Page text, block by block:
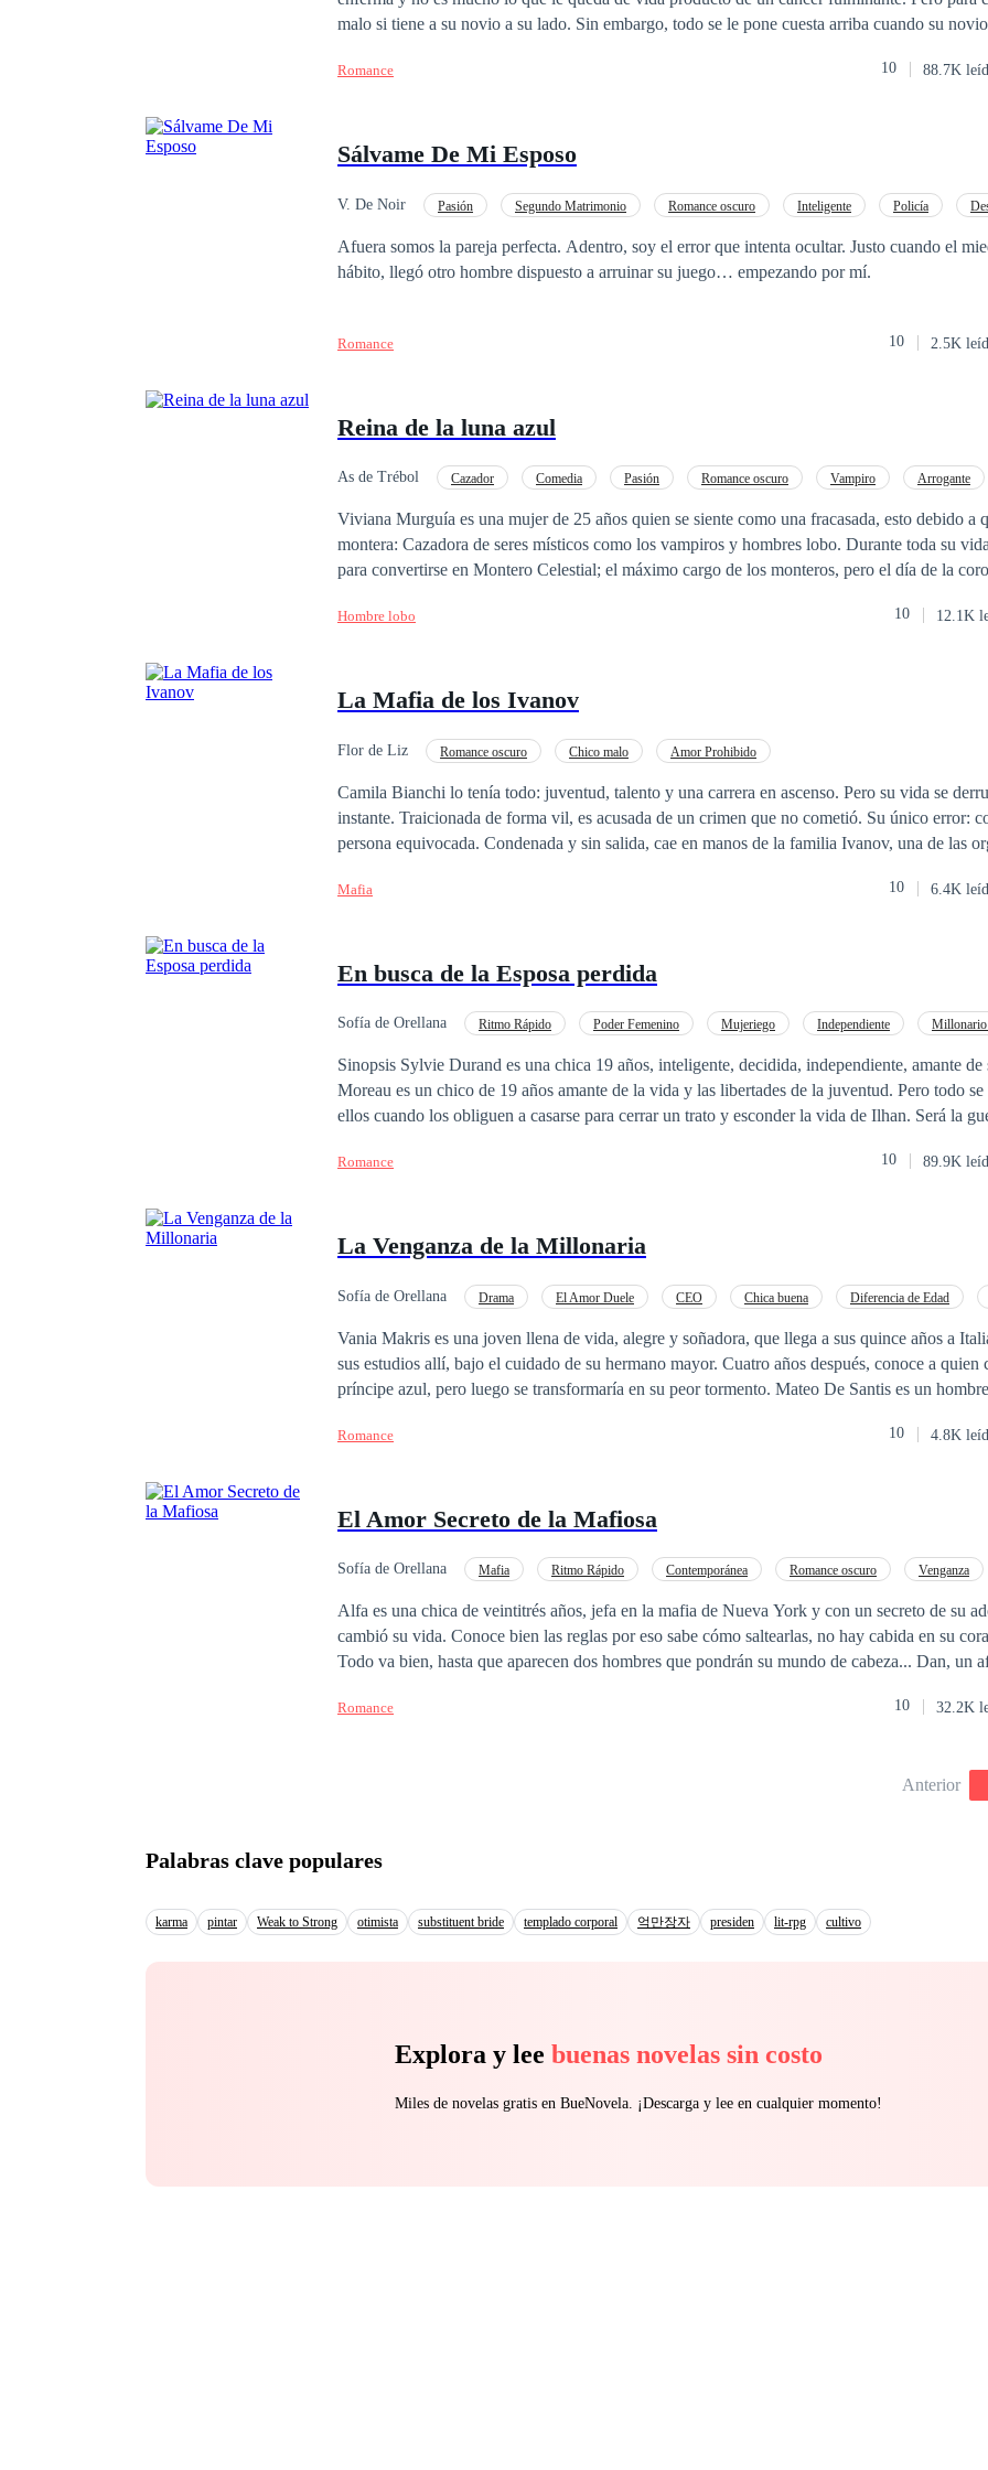
malo si tiene a su novio a su lado. Sin embargo, todo se le pone cuesta arriba cuando su novio
quien recurrir, se topa con el anuncio en un diario electrónico que le llama la atención y
porque las relaciones no son lo suyo. Arisco, frío, calculador y hasta cruel, se encontrará con
a su heredero… hasta que una verdad sale a la luz y ahora querrá poseerla por razones muy
Romance 10 88.7K
Sálvame De Mi Esposo
V. De Noir Pasión Segundo Matrimonio Romance oscuro Inteligente Policía
Afuera somos la pareja perfecta. Adentro, soy el error que intenta ocultar. Justo cuando el
hábito, llegó otro hombre dispuesto a arruinar su juego… empezando por mí.
Romance 10 2.5K
Reina de la luna azul
As de Trébol Cazador Comedia Pasión Romance oscuro Vampiro Arrogante
Viviana Murguía es una mujer de 25 años quien se siente como una fracasada, esto debido a
montera: Cazadora de seres místicos como los vampiros y hombres lobo. Durante toda su
para convertirse en Montero Celestial; el máximo cargo de los monteros, pero el día de la
Lucas, el hombre del que siempre estuvo enamorada, Viviana decide escapar del clan de los
enfrenta a la misteriosa muerte de su padre, debe descubrir qué ser sobrenatural lo asesinó y
tan malos como ella pensaba.
Hombre lobo 10 12.1K
La Mafia de los Ivanov
Flor de Liz Romance oscuro Chico malo Amor Prohibido
Camila Bianchi lo tenía todo: juventud, talento y una carrera en ascenso. Pero su vida se
instante. Traicionada de forma vil, es acusada de un crimen que no cometió. Su único error:
persona equivocada. Condenada y sin salida, cae en manos de la familia Ivanov, una de las organizaciones
salvador… y su maldición. Él es fuego y hielo. Belleza letal. El hombre que la llevará al límite entre el placer y
que el destino los arrastre a un final tan oscuro como inevitable. Porque cuando el amor nace en el infierno,
Mafia 10 6.4K
En busca de la Esposa perdida
Sofía de Orellana Ritmo Rápido Poder Femenino Mujeriego Independiente
Millonario
Sinopsis Sylvie Durand es una chica 19 años, inteligente, decidida, independiente, amante de su carrera. Ilhan
Moreau es un chico de 19 años amante de la vida y las libertades de la juventud. Pero todo se
ellos cuando los obliguen a casarse para cerrar un trato y esconder la vida de Ilhan. Será la
¿Podrán volver a unirse luego de terminar con su matrimonio?
Romance 10 89.9K
La Venganza de la Millonaria
Sofía de Orellana Drama El Amor Duele CEO Chica buena Diferencia de Edad
Vania Makris es una joven llena de vida, alegre y soñadora, que llega a sus quince años a
sus estudios allí, bajo el cuidado de su hermano mayor. Cuatro años después, conoce a quien
príncipe azul, pero luego se transformaría en su peor tormento. Mateo De Santis es un
él, hasta que su pasado le juega una mala pasada y cree que la mujer a la cual ama, le es
su pedestal de dios, para dejarlo caer a la tierra… Hera Samaras. ¿Podrá Mateo pagar sus
Romance 10 4.8K
El Amor Secreto de la Mafiosa
Sofía de Orellana Mafia Ritmo Rápido Contemporánea Romance oscuro Venganza
Alfa es una chica de veintitrés años, jefa en la mafia de Nueva York y con un secreto de su
cambió su vida. Conoce bien las reglas por eso sabe cómo saltearlas, no hay cabida en su
Todo va bien, hasta que aparecen dos hombres que pondrán su mundo de cabeza... Dan, un
policía con sólidos principios cuyo objetivo principal es limpiar la ciudad de los peores
Romance 10 32.2K
Anterior
Palabras clave populares
karma pintar Weak to Strong otimista substituent bride templado corporal 억만장자 presiden lit-rpg cultivo
Explora y lee buenas novelas sin costo
Miles de novelas gratis en BueNovela. ¡Descarga y lee en cualquier momento!